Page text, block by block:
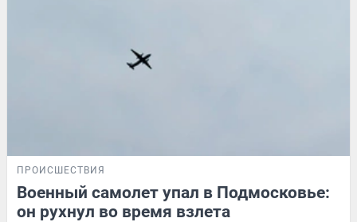
ПРОИСШЕСТВИЯ
Военный самолет упал в Подмосковье:
он рухнул во время взлета